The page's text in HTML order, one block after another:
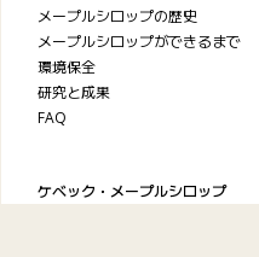
メープルシロップの歴史
メープルシロップができるまで
環境保全
研究と成果
FAQ
ケベック・メープルシロップ